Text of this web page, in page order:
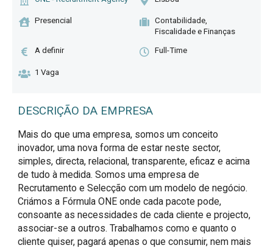
Presencial
Contabilidade,
Fiscalidade e Finanças
A definir Full-Time
1 Vaga
DESCRIÇÃO DA EMPRESA
Mais do que uma empresa, somos um conceito
inovador, uma nova forma de estar neste sector,
simples, directa, relacional, transparente, eficaz e acima
de tudo à medida. Somos uma empresa de
Recrutamento e Selecção com um modelo de negócio.
Criámos a Fórmula ONE onde cada pacote pode,
consoante as necessidades de cada cliente e projecto,
associar-se a outros. Trabalhamos como e quanto o
cliente quiser, pagará apenas o que consumir, nem mais